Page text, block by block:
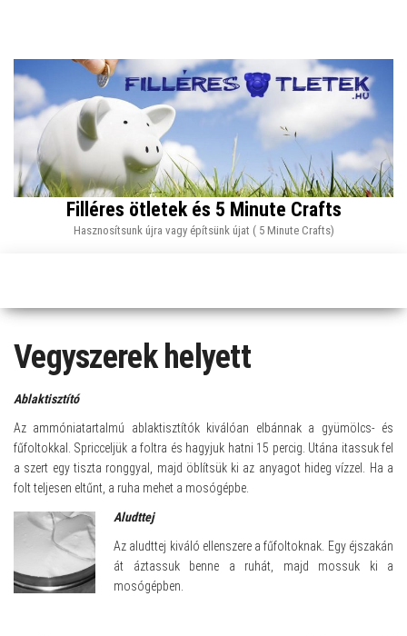
Filléres ötletek és 5 Minute Crafts
Hasznosítsunk újra vagy építsünk újat ( 5 Minute Crafts)
Vegyszerek helyett
Ablaktisztító
Az ammóniatartalmú ablaktisztítók kiválóan elbánnak a gyümölcs- és
fűfoltokkal. Spricceljük a foltra és hagyjuk hatni 15 percig. Utána itassuk fel
a szert egy tiszta ronggyal, majd öblítsük ki az anyagot hideg vízzel. Ha a
folt teljesen eltűnt, a ruha mehet a mosógépbe.
Aludttej
Az aludttej kiváló ellenszere a fűfoltoknak. Egy éjszakán
át áztassuk benne a ruhát, majd mossuk ki a
mosógépben.